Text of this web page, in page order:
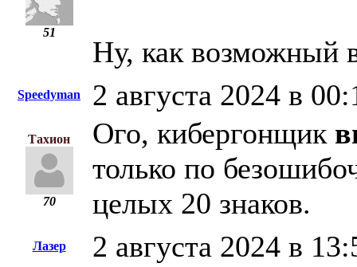
51
Ну, как возможный
Speedyman 2 августа 2024 в
Тахион
70
Ого, кибергонщик
только по
целых 20 знаков.
Лазер 2 августа 2024 в